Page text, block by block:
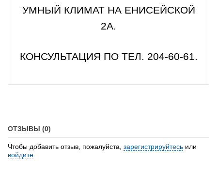
УМНЫЙ КЛИМАТ НА ЕНИСЕЙСКОЙ
2А.
КОНСУЛЬТАЦИЯ ПО ТЕЛ. 204-60-61.
ОТЗЫВЫ (0)
Чтобы добавить отзыв, пожалуйста, зарегистрируйтесь или
войдите